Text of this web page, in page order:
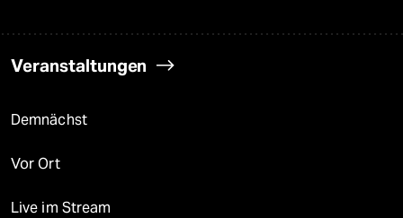
Veranstaltungen
Demnächst
Vor Ort
Live im Stream